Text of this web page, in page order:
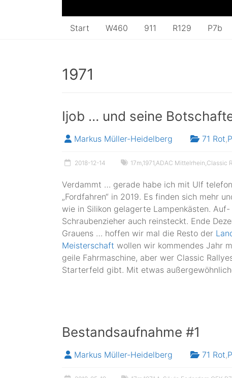
Start W460 911 R129 P7b
1971
Ijob … und seine
Markus Müller-Heidelberg 71 Rot,
2018-12-14 17m 1971 ADAC Mittelrhein Classic
Verdammt … gerade habe ich mit Ulf
„Fordfahren“ in 2019. Es finden sich mehr
wie in Silikon gelagerte Lampenkästen.
Schraubenzieher auch reinsteckt. Ende
Grauens … hoffen wir mal die Resto der
Meisterschaft wollen wir kommendes Jahr
geile Fahrmaschine, aber wer Classic
Starterfeld gibt. Mit etwas
Bestandsaufnahme #1
Markus Müller-Heidelberg 71 Rot,